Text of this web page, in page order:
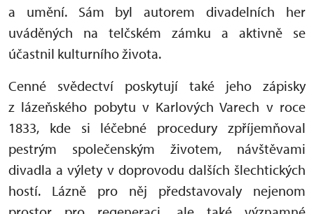
a umění. Sám byl autorem divadelních her
uváděných na telčském zámku a aktivně se
účastnil kulturního života.
Cenné svědectví poskytují také jeho zápisky
z lázeňského pobytu v Karlových Varech v roce
1833, kde si léčebné procedury zpříjemňoval
pestrým společenským životem, návštěvami
divadla a výlety v doprovodu dalších šlechtických
hostí. Lázně pro něj představovaly nejenom